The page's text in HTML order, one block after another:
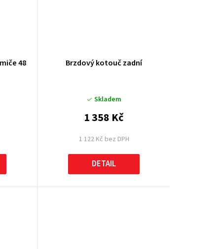
48 Brzdový kotouč zadní
Skladem
1 122 Kč bez DPH
1 358 Kč
DETAIL